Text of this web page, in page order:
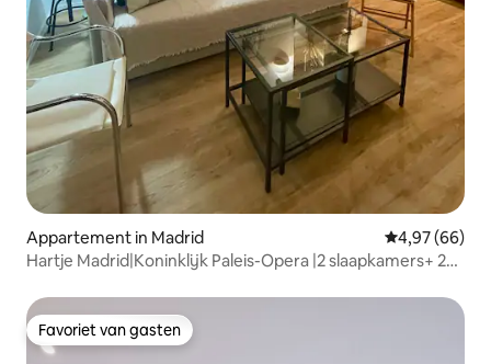
Appartement in Madrid Gemiddelde
4,97 (66)
Hartje Madrid|Koninklijk Paleis-Opera |2 slaapkamers+ 2
Favoriet van gasten
Favoriet van gasten